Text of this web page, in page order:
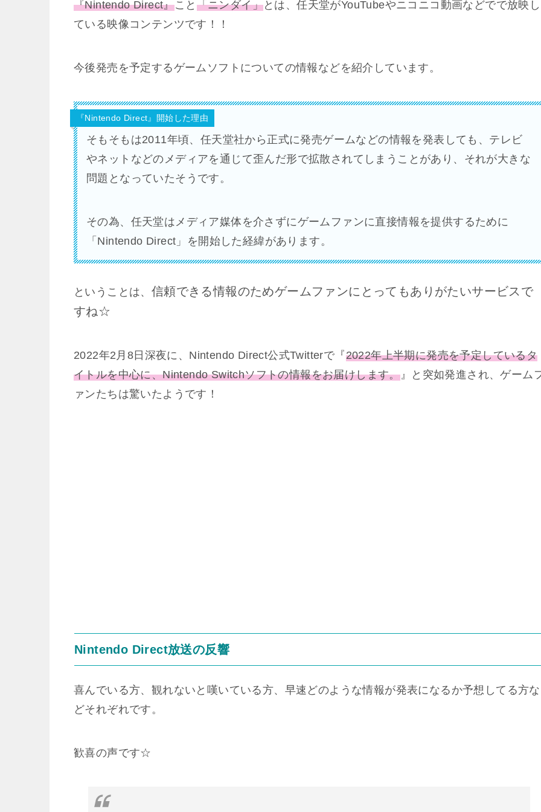
『Nintendo Direct』こと 「ニンダイ」とは、任天堂がYouTubeやニコニコ動画などでで放映し
ている映像コンテンツです！！
今後発売を予定するゲームソフトについての情報などを紹介しています。
『Nintendo Direct』開始した理由
そもそもは2011年頃、任天堂社から正式に発売ゲームなどの情報を発表しても、テレビ
やネットなどのメディアを通じて歪んだ形で拡散されてしまうことがあり、それが大きな
問題となっていたそうです。
その為、任天堂はメディア媒体を介さずにゲームファンに直接情報を提供するために
「Nintendo Direct」を開始した経緯があります。
ということは、 信頼できる情報のためゲームファンにとってもありがたいサービスで
すね☆
2022年2月8日深夜に、Nintendo Direct公式Twitterで『2022年上半期に発売を予定しているタ
イトルを中心に、Nintendo Switchソフトの情報をお届けします。』と突如発進され、ゲーム
ァンたちは驚いたようです！
Nintendo Direct放送の反響
喜んでいる方、観れないと嘆いている方、早速どのような情報が発表になるか予想してる方な
どそれぞれです。
歓喜の声です☆